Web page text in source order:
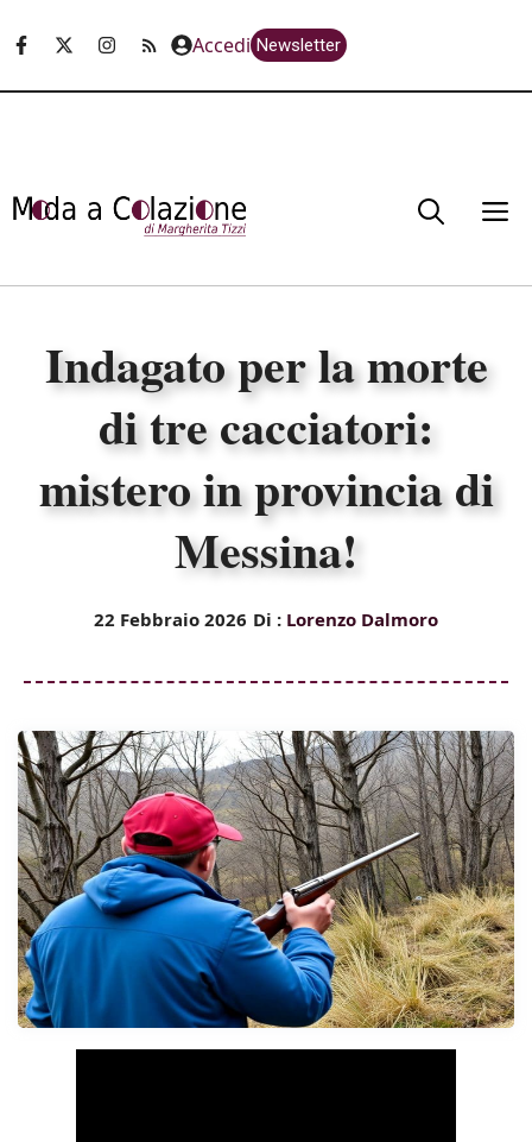
Accedi Newsletter
Indagato per la morte
di tre cacciatori:
mistero in provincia di
Messina!
22 Febbraio 2026 Di : Lorenzo Dalmoro